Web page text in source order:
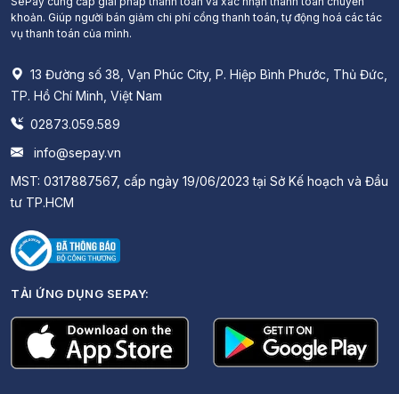
khoản. Giúp người bán giảm chi phí cổng thanh toán, tự động hoá các tác
vụ thanh toán của mình.
13 Đường số 38, Vạn Phúc City, P. Hiệp Bình Phước, Thủ Đức,
TP. Hồ Chí Minh, Việt Nam
02873.059.589
info@sepay.vn
MST: 0317887567, cấp ngày 19/06/2023 tại Sở Kế hoạch và Đầu
tư TP.HCM
TẢI ỨNG DỤNG SEPAY: